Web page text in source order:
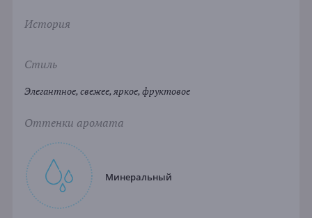
История
Стиль
Элегантное, свежее, яркое, фруктовое
Оттенки аромата
Минеральный